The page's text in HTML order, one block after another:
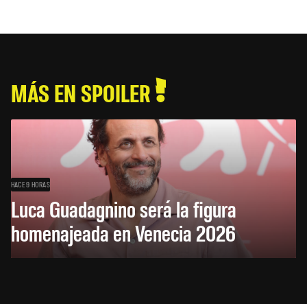
MÁS EN SPOILER
HACE 9 HORAS
Luca Guadagnino será la figura
homenajeada en Venecia 2026